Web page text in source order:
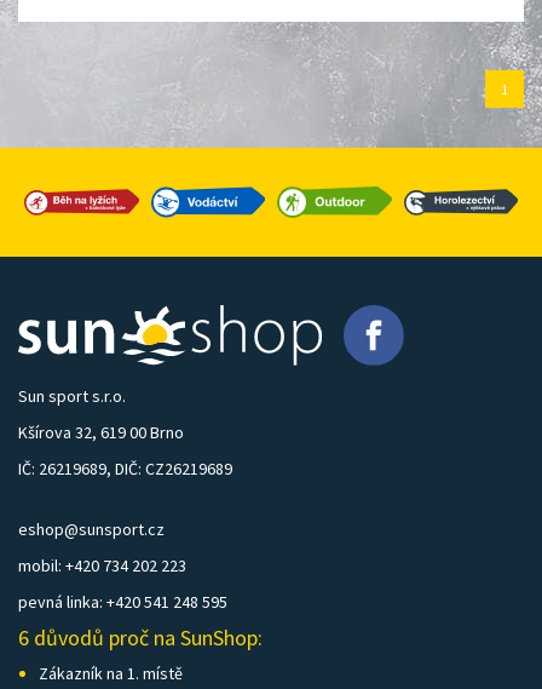
1
Sun sport s.r.o.
Kšírova 32, 619 00 Brno
IČ: 26219689, DIČ: CZ26219689
eshop@sunsport.cz
mobil: +420 734 202 223
pevná linka: +420 541 248 595
6 důvodů proč na SunShop:
Zákazník na 1. místě